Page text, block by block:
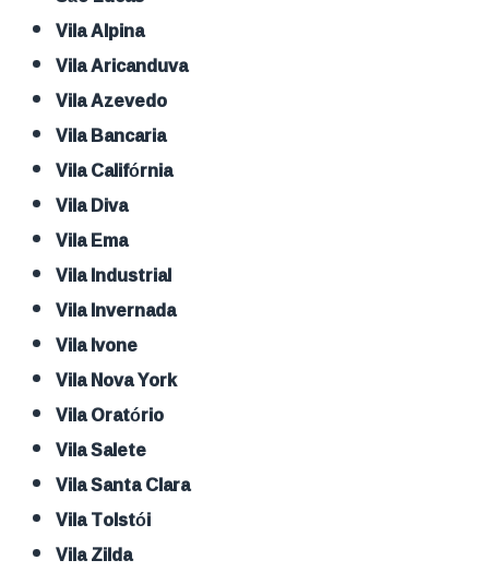
Vila Alpina
Vila Aricanduva
Vila Azevedo
Vila Bancaria
Vila Califórnia
Vila Diva
Vila Ema
Vila Industrial
Vila Invernada
Vila Ivone
Vila Nova York
Vila Oratório
Vila Salete
Vila Santa Clara
Vila Tolstói
Vila Zilda